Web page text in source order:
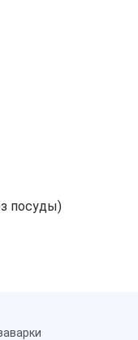
посуды)